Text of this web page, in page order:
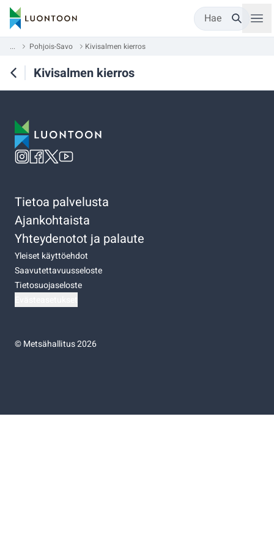
Hae
... Pohjois-Savo Kivisalmen kierros
Kivisalmen kierros
Tietoa palvelusta
Ajankohtaista
Yhteydenotot ja palaute
Yleiset käyttöehdot
Saavutettavuusseloste
Tietosuojaseloste
©Metsähallitus 2026